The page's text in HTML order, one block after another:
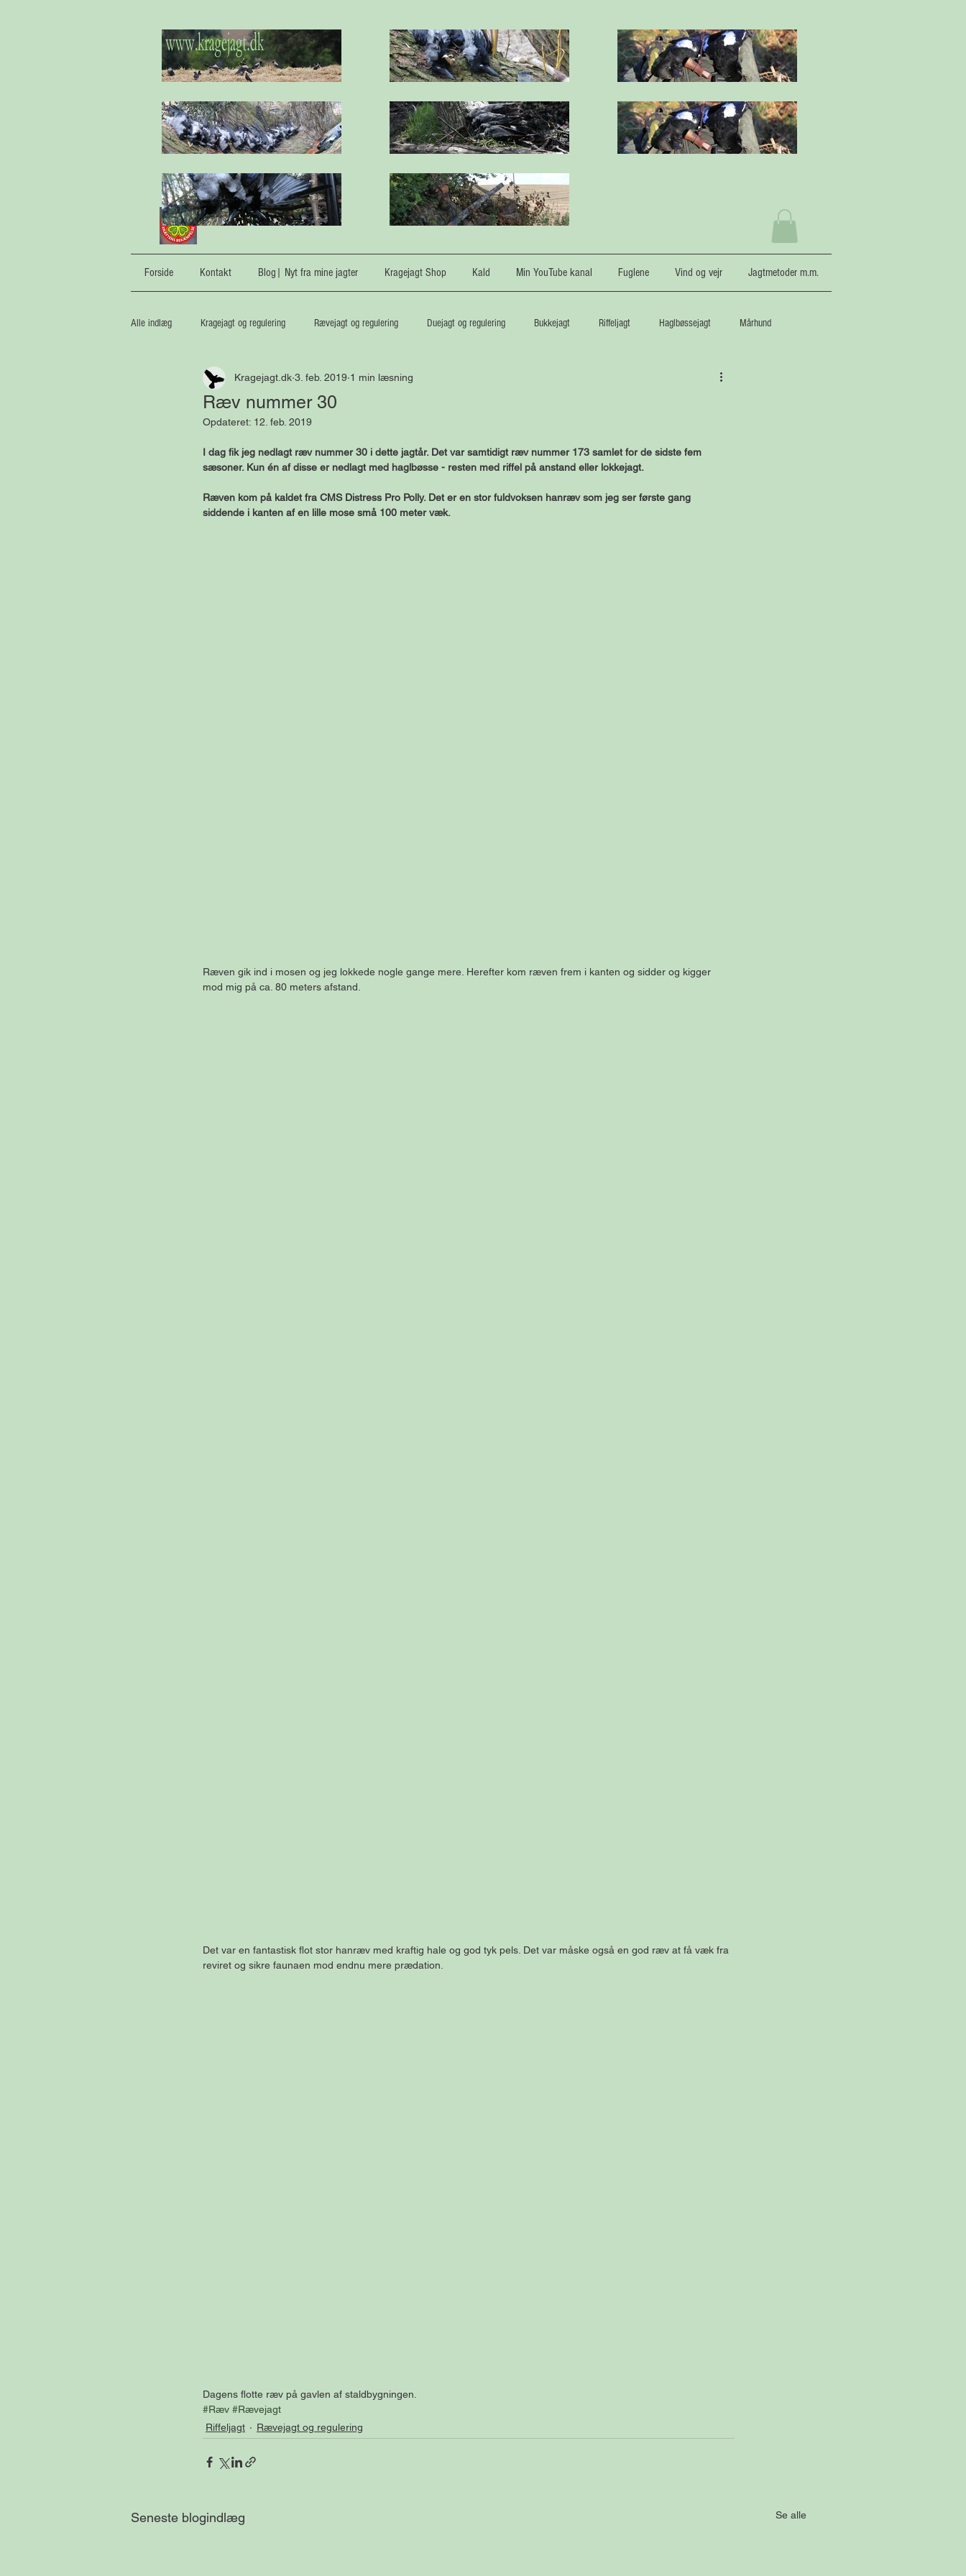
Forside Kontakt Blog| Nyt fra mine jagter Kragejagt Shop Kald Min YouTube kanal Fuglene Vind og vejr Jagtmetoder m.m.
Alle indlæg Kragejagt og regulering Rævejagt og regulering Duejagt og regulering Bukkejagt Riffeljagt Haglbøssejagt Mårhund
Medaljetrofæer Vildsvin
Ræv nummer 30
Kragejagt.dk 3. feb. 2019 1 min læsning
Opdateret: 12. feb. 2019
I dag fik jeg nedlagt ræv nummer 30 i dette jagtår. Det var samtidigt ræv nummer 173 samlet for de sidste fem
sæsoner. Kun én af disse er nedlagt med haglbøsse - resten med riffel på anstand eller lokkejagt.
Ræven kom på kaldet fra CMS Distress Pro Polly. Det er en stor fuldvoksen hanræv som jeg ser første gang
siddende i kanten af en lille mose små 100 meter væk.
Ræven gik ind i mosen og jeg lokkede nogle gange mere. Herefter kom ræven frem i kanten og sidder og kigger
mod mig på ca. 80 meters afstand.
Det var en fantastisk flot stor hanræv med kraftig hale og god tyk pels. Det var måske også en god ræv at få væk fra
reviret og sikre faunaen mod endnu mere prædation.
Dagens flotte ræv på gavlen af staldbygningen.
#Ræv #Rævejagt
Riffeljagt
Rævejagt og regulering
Seneste blogindlæg Se alle